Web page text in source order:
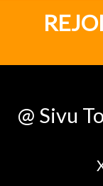
@ Sivu